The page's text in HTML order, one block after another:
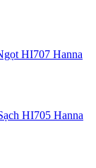
HI707 Hanna
HI705 Hanna